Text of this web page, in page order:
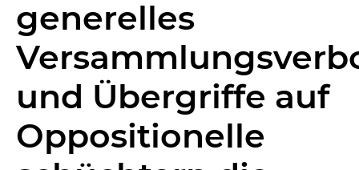
generelles
und Übergriffe auf
Oppositionelle